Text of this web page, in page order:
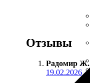
Отзывы
Радомир Ж.
19.02.2026